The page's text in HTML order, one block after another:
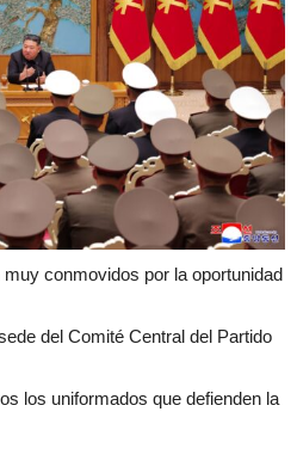
conmovidos por la oportunidad
del Comité Central del Partido
los uniformados que defienden la